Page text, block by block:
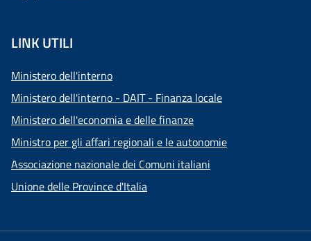
LINK UTILI
Ministero dell'interno
Ministero dell'interno - DAIT - Finanza locale
Ministero dell'economia e delle finanze
Ministro per gli affari regionali e le autonomie
Associazione nazionale dei Comuni italiani
Unione delle Province d'Italia